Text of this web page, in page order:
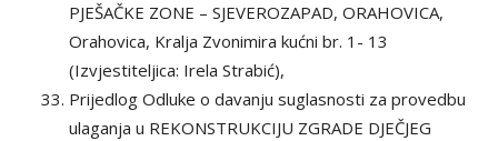
PJEŠAČKE ZONE – SJEVEROZAPAD, ORAHOVICA,
Orahovica, Kralja Zvonimira kućni br. 1- 13
(Izvjestiteljica: Irela Strabić),
Prijedlog Odluke o davanju suglasnosti za provedbu
ulaganja u REKONSTRUKCIJU ZGRADE DJEČJEG